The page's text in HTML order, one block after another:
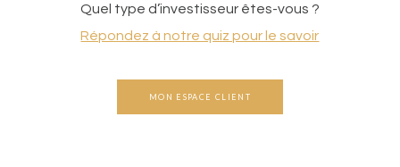
Quel type d’investisseur êtes-vous ?
Répondez à notre quiz pour le savoir
MON ESPACE CLIENT